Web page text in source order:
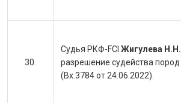
Судья РКФ-FCI Жигулева Н.Н.
разрешение судейства пород
(Вх.3784 от 24.06.2022).